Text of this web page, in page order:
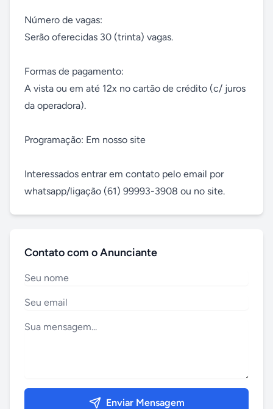
Número de vagas:
Serão oferecidas 30 (trinta) vagas.
Formas de pagamento:
A vista ou em até 12x no cartão de crédito (c/ juros
da operadora).
Programação: Em nosso site
Interessados entrar em contato pelo email por
whatsapp/ligação (61) 99993-3908 ou no site.
Contato com o Anunciante
Enviar Mensagem